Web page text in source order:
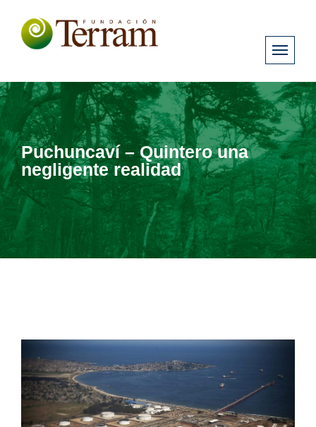
Puchuncaví – Quintero una
negligente realidad